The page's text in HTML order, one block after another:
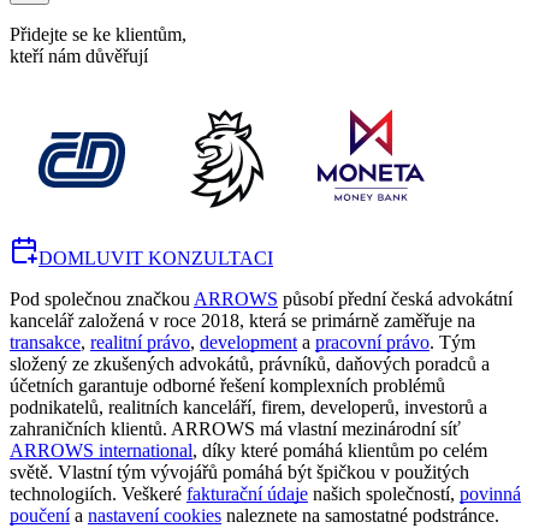
Přidejte se ke klientům,
kteří nám důvěřují
DOMLUVIT KONZULTACI
Pod společnou značkou ARROWS působí přední česká advokátní
kancelář založená v roce 2018, která se primárně zaměřuje na
transakce, realitní právo, development a pracovní právo. Tým
složený ze zkušených advokátů, právníků, daňových poradců a
účetních garantuje odborné řešení komplexních problémů
podnikatelů, realitních kanceláří, firem, developerů, investorů a
zahraničních klientů. ARROWS má vlastní mezinárodní síť
ARROWS international, díky které pomáhá klientům po celém
světě. Vlastní tým vývojářů pomáhá být špičkou v použitých
technologiích. Veškeré fakturační údaje našich společností, povinná
poučenía nastavení cookies naleznete na samostatné podstránce.